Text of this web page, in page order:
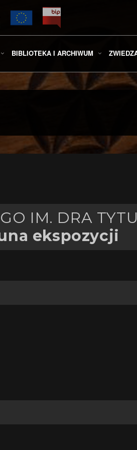
BIBLIOTEKA I ARCHIWUM
IM. DRA
ekspozycji